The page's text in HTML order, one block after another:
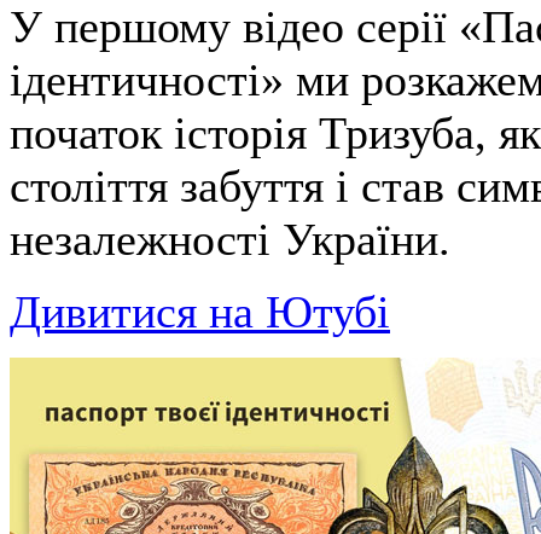
У першому відео серії
ідентичності» ми
початок історія Тризуба,
століття забуття і став
незалежності України.
Дивитися на Ютубі